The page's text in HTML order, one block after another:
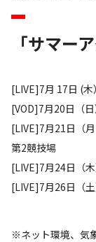
「サマー
[LIVE]7月 17日 (
[VOD]7月20日（
[LIVE]7月21日（
第2競技場
[LIVE]7月24日（
[LIVE]7月26日（
※ネット環境、気